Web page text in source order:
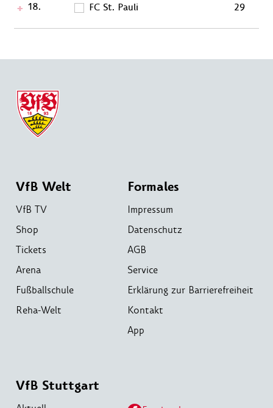
18. FC St. Pauli 29
VfB Welt
VfB TV
Shop
Tickets
Arena
Fußballschule
Reha-Welt
Formales
Impressum
Datenschutz
AGB
Service
Erklärung zur Barrierefreiheit
Kontakt
App
VfB Stuttgart